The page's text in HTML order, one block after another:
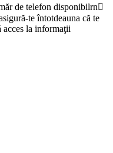
de telefon disponibilrn
te întotdeauna că te
acces la informaţii